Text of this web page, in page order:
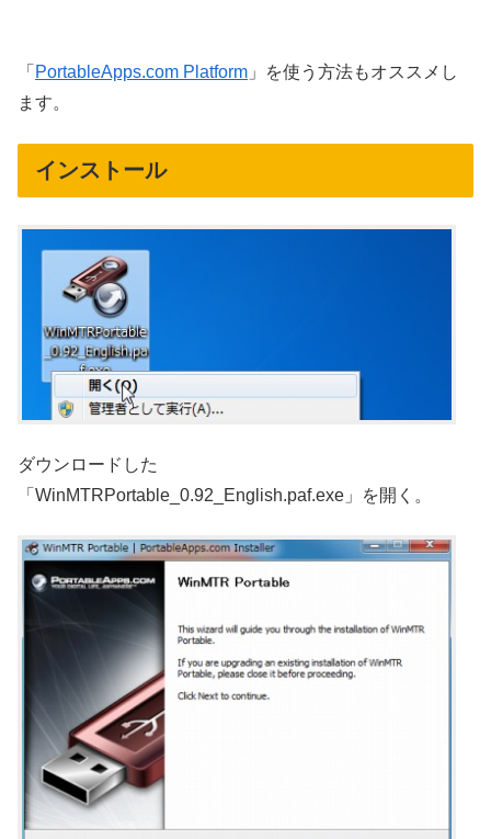
「 PortableApps.com Platform 」を使う方法もオススメし
ます。
インストール
ダウンロードした
「WinMTRPortable_0.92_English.paf.exe」を開く。